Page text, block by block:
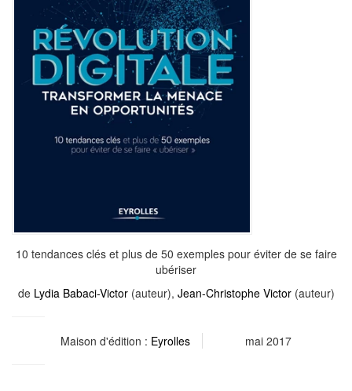
10 tendances clés et plus de 50 exemples pour éviter de se faire
ubériser
de Lydia Babaci-Victor(auteur), Jean-Christophe Victor(auteur)
Maison d'édition : Eyrolles mai 2017